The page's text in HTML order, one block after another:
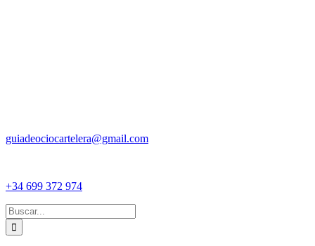
guiadeociocartelera@gmail.com
+34 699 372 974
Buscar: